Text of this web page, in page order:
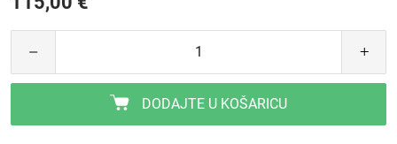
DODAJTE U KOŠARICU